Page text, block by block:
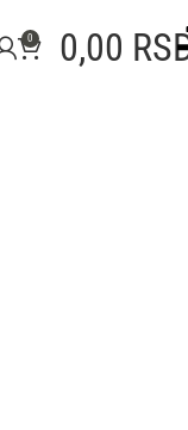
0 0,00